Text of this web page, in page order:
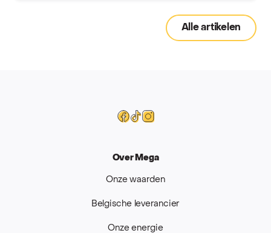
Alle artikelen
Facebook
Tiktok
Instagram
Over Mega
Onze waarden
Belgische leverancier
Onze energie